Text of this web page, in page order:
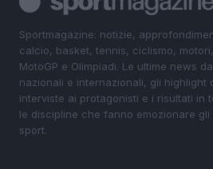
Sportmagazine: notizie,
calcio, basket, tennis, ciclismo, motori,
MotoGP e Olimpiadi. Le ultime news
nazionali e internazionali, gli highlight
interviste ai protagonisti e i risultati in
le discipline che fanno emozionare gli
sport.